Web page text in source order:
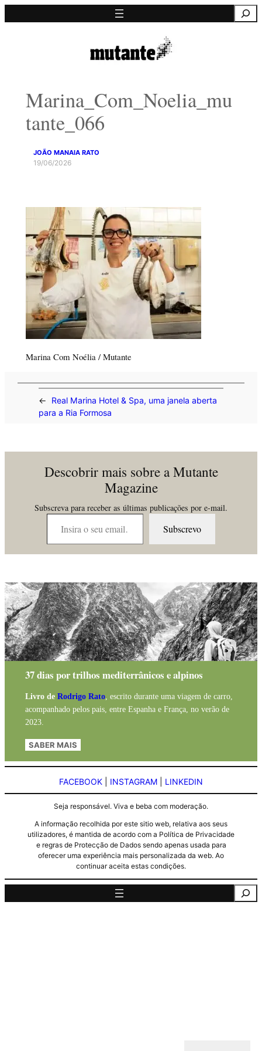
para
Marina_Com_Noelia_mu
tante_066
JOÃO MANAIA RATO
19/06/2026
Marina Com Noélia / Mutante
←
Real Marina Hotel & Spa, uma janela aberta
para a Ria Formosa
Descobrir mais sobre a Mutante
Magazine
Subscreva para receber as últimas publicações por e-mail.
Insira o seu email…
Subscrevo
37 dias por trilhos mediterrânicos e alpinos
Livro de Rodrigo Rato, escrito durante uma viagem de carro,
acompanhado pelos pais, entre Espanha e França, no verão de
2023.
SABER MAIS
FACEBOOK INSTAGRAM LINKEDIN
Seja responsável. Viva e beba com moderação.
A informação recolhida por este sitio web, relativa aos seus
utilizadores, é mantida de acordo com a Política de Privacidade
e regras de Protecção de Dados sendo apenas usada para
oferecer uma experiência mais personalizada da web. Ao
continuar aceita estas condições.